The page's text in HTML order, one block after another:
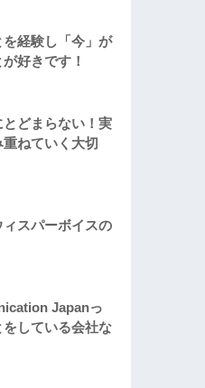
を経験し「今」が
好きです！
どまらない！実
ねていく大切
ィスパーボイスの
Japanっ
している会社な